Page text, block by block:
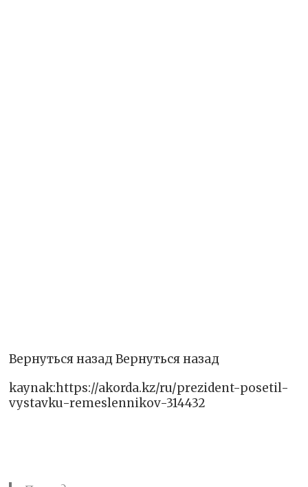
Вернуться назад Вернуться назад
kaynak:https://akorda.kz/ru/prezident-posetil-
vystavku-remeslennikov-314432